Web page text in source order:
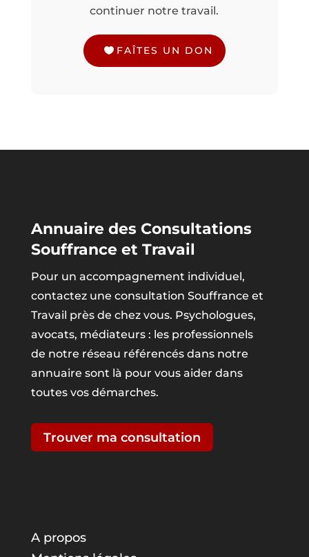
continuer notre travail.
FAÎTES UN DON
Annuaire des Consultations
Souffrance et Travail
Pour un accompagnement individuel,
contactez une consultation Souffrance et
Travail près de chez vous. Psychologues,
avocats, médiateurs : les professionnels
de notre réseau référencés dans notre
annuaire sont là pour vous aider dans
toutes vos démarches.
Trouver ma consultation
A propos